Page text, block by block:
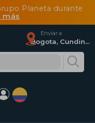
Planeta durante
más
Enviar a
Bogota, Cundinamarca